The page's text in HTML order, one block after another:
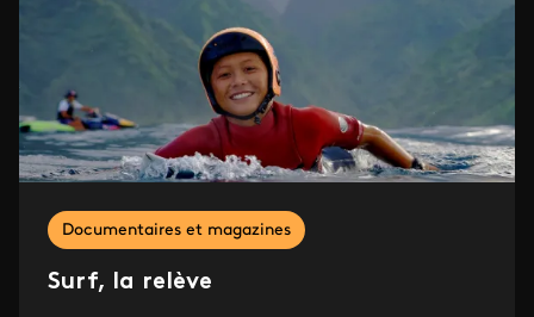
Documentaires et magazines
Surf, la relève